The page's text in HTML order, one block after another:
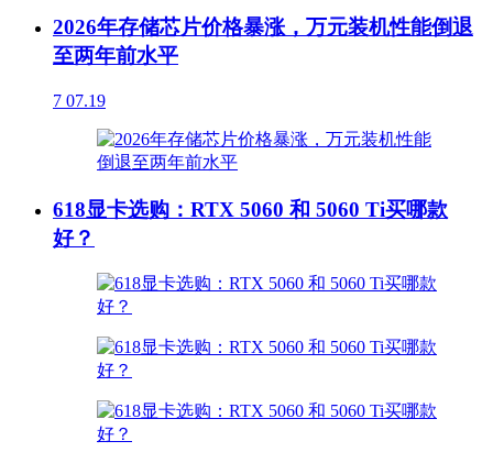
2026年存储芯片价格暴涨，万元装机性能倒退
至两年前水平
7 07.19
618显卡选购：RTX 5060 和 5060 Ti买哪款
好？